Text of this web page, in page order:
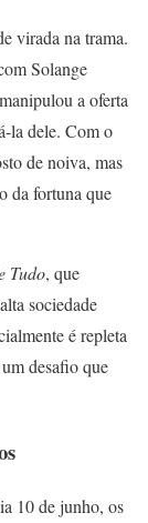
virada na trama.
Solange
a oferta
la dele. Com o
de noiva, mas
da fortuna que
Tudo, que
sociedade
é repleta
desafio que
10 de junho, os